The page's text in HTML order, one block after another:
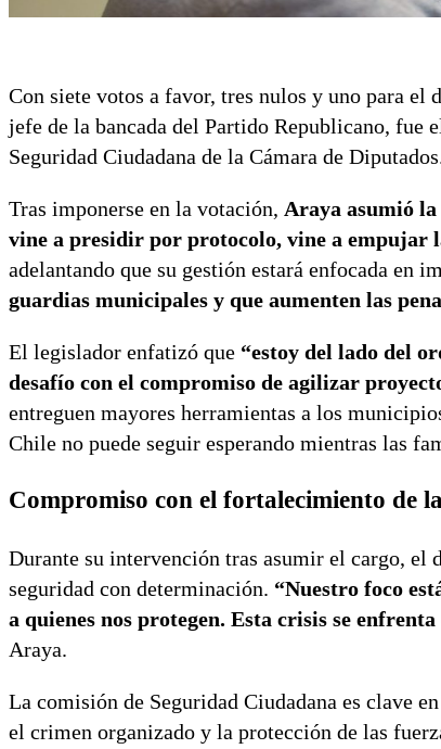
Con siete votos a favor, tres nulos y uno para
jefe de la bancada del Partido Republicano, fue
Seguridad Ciudadana de la Cámara de
Tras imponerse en la votación, Araya asumió
vine a presidir por protocolo, vine a empujar
adelantando que su gestión estará enfocada en
guardias municipales y que aumenten las
El legislador enfatizó que “estoy del lado del
desafío con el compromiso de agilizar
entreguen mayores herramientas a los
Chile no puede seguir esperando mientras las
Compromiso con el fortalecimiento de
Durante su intervención tras asumir el cargo, el
seguridad con determinación. “Nuestro foco
a quienes nos protegen. Esta crisis se
Araya.
La comisión de Seguridad Ciudadana es clave
el crimen organizado y la protección de las